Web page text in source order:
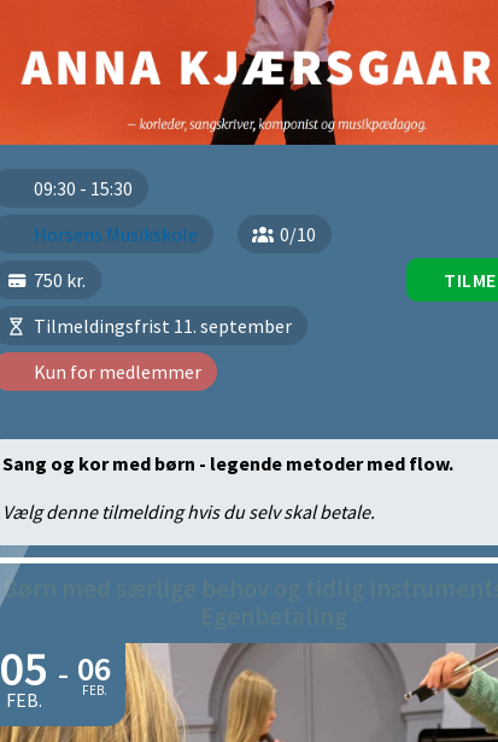
09:30 - 15:30
Horsens Musikskole
0/10
750 kr.
Tilmeldingsfrist 11. september
Kun for medlemmer
Sang og kor med børn - legende metoder med flow.
Vælg denne tilmelding hvis du selv skal betale.
Børn med særlige behov og tidlig
05
FEB.
- 06
FEB.